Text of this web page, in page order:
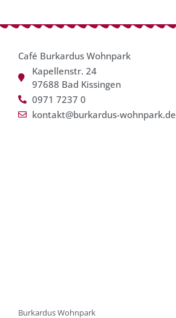
Café Burkardus Wohnpark
Kapellenstr. 24
97688 Bad Kissingen
0971 7237 0
kontakt@burkardus-wohnpark.de
Burkardus Wohnpark